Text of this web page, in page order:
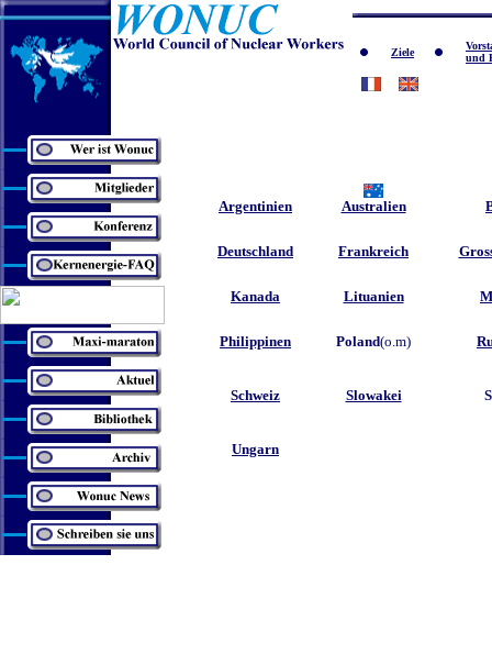
Ziele
und
Argentinien Australien
Deutschland Frankreich
Kanada Lituanien
Philippinen Poland(o.m)
Schweiz Slowakei
Ungarn